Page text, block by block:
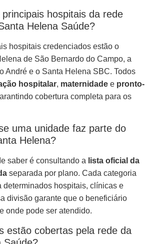
hospitais da rede
Helena Saúde?
hospitais credenciados estão o
de São Bernardo do Campo, a
André e o Santa Helena SBC. Todos
hospitalar, maternidade e pronto-
cobertura completa para os
uma unidade faz parte do
Helena?
saber é consultando a lista oficial da
separada por plano. Cada categoria
determinados hospitais, clínicas e
divisão garante que o beneficiário
onde pode ser atendido.
estão cobertas pela rede da